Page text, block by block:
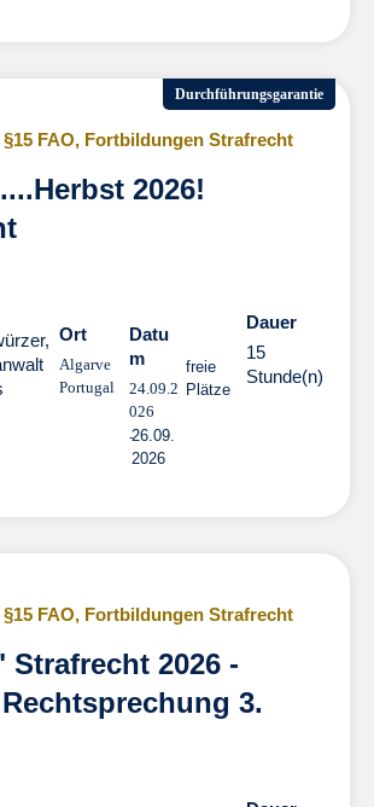
Durchführungsgarantie
FAO, Fortbildungen Strafrecht
2026!
Ort
Algarve
Portugal
Datu
m
24.09.2
026
26.09.
2026
freie
Plätze
Dauer
15
Stunde(n)
FAO, Fortbildungen Strafrecht
Strafrecht 2026 -
3.